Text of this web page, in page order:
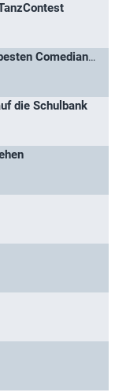
Mario Barth präsentiert: Die besten Comedians Deutschlands
die Schulbank